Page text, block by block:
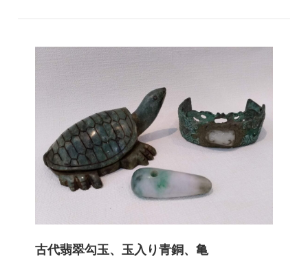
古代翡翠勾玉、玉入り青銅、亀